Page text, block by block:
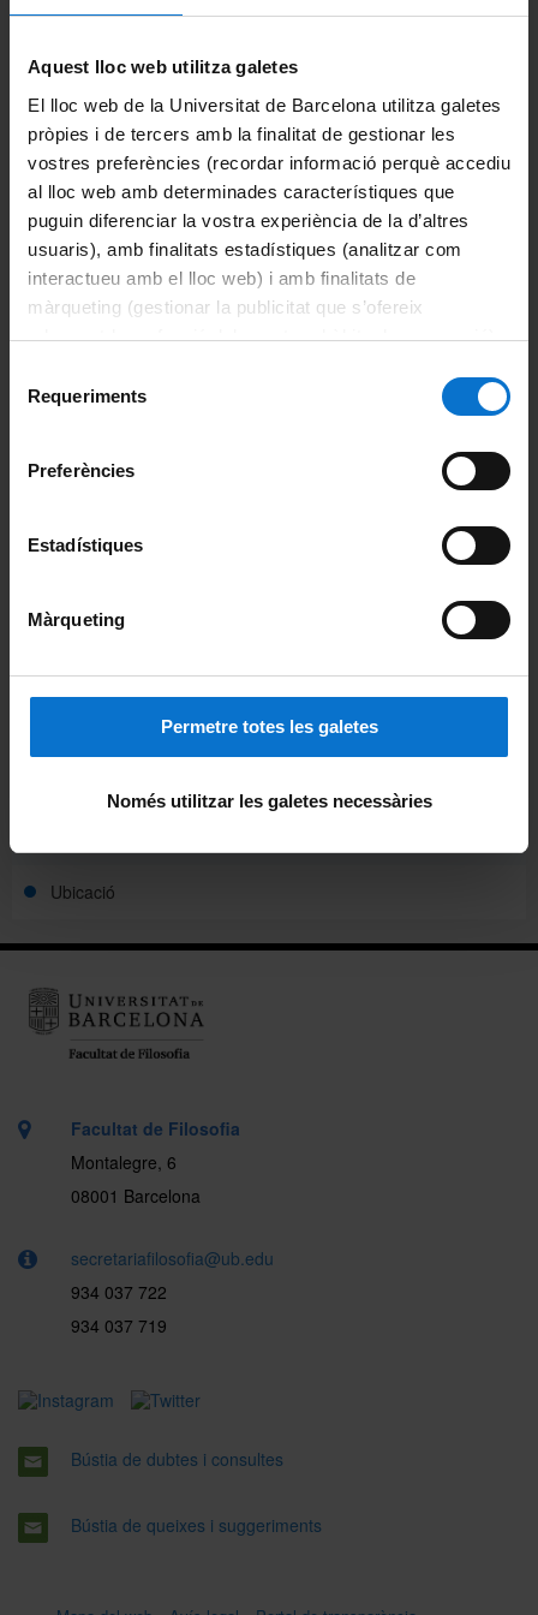
Aquest lloc web utilitza galetes
El lloc web de la Universitat de Barcelona utilitza galetes
pròpies i de tercers amb la finalitat de gestionar les
vostres preferències (recordar informació perquè accediu
al lloc web amb determinades característiques que
puguin diferenciar la vostra experiència de la d’altres
usuaris), amb finalitats estadístiques (analitzar com
interactueu amb el lloc web) i amb finalitats de
màrqueting (gestionar la publicitat que s’ofereix
adequant-la en funció dels vostres hàbits de navegació).
consultar laPolítica de galetes del lloc web de la
Requeriments
Preferències
Estadístiques
Màrqueting
Permetre totes les galetes
Només utilitzar les galetes necessàries
La Facultat
Coneix la facultat
Organització i estructura
Sistema de qualitat
Acte de graduació
Avisos
Agenda
Beques de col·laboració
Ubicació
Facultat de Filosofia
Montalegre, 6
08001 Barcelona
secretariafilosofia@ub.edu
934 037 722
934 037 719
Bústia de dubtes i consultes
Bústia de queixes i suggeriments